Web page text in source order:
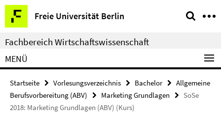
Springe
direkt
zu
Inhalt
Freie Universität Berlin
Service-
Navigation
Fachbereich Wirtschaftswissenschaft
MENÜ
Startseite Vorlesungsverzeichnis Bachelor
Allgemeine
Berufsvorbereitung (ABV)
Marketing Grundlagen
SoSe
2018: Marketing Grundlagen (ABV) (Kurs)